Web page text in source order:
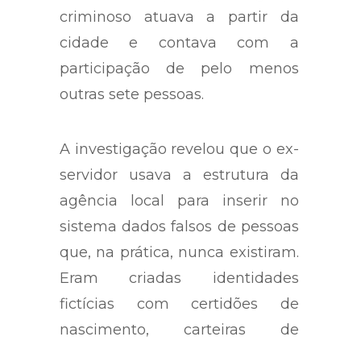
criminoso atuava a partir da
cidade e contava com a
participação de pelo menos
outras sete pessoas.
A investigação revelou que o ex-
servidor usava a estrutura da
agência local para inserir no
sistema dados falsos de pessoas
que, na prática, nunca existiram.
Eram criadas identidades
fictícias com certidões de
nascimento, carteiras de